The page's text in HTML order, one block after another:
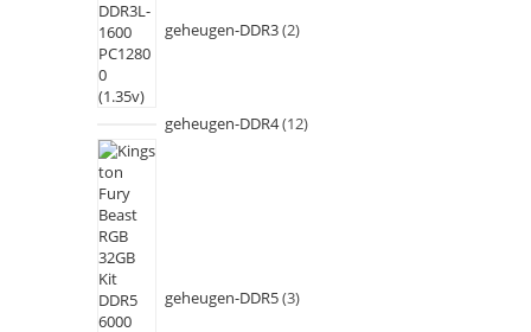
geheugen-DDR3 2
geheugen-DDR4 12
geheugen-DDR5 3